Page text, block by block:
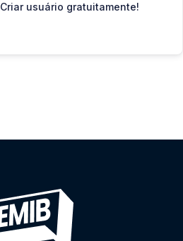
Criar usuário gratuitamente!